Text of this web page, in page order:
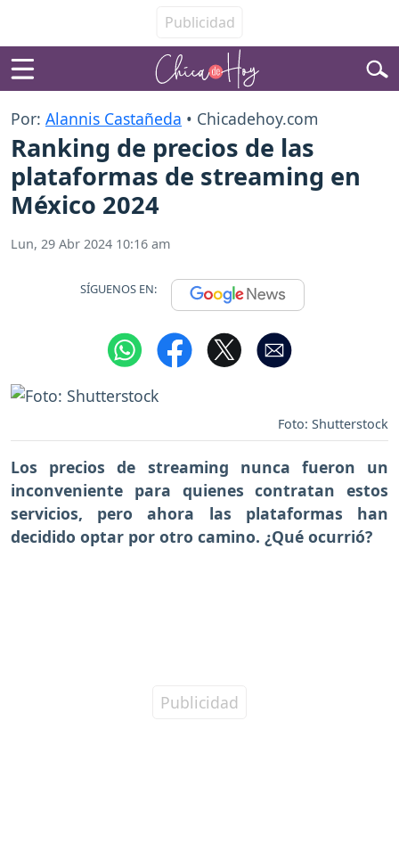
Por: Alannis Castañeda • Chicadehoy.com
Ranking de precios de las
plataformas de streaming en
México 2024
Lun, 29 Abr 2024 10:16 am
SÍGUENOS EN:
Foto: Shutterstock
Los precios de streaming nunca fueron un
inconveniente para quienes contratan estos
servicios, pero ahora las plataformas han
decidido optar por otro camino. ¿Qué ocurrió?